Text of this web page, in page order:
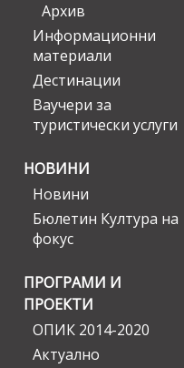
Архив
Информационни
материали
Дестинации
Ваучери за
туристически услуги
НОВИНИ
Новини
Бюлетин Култура на
фокус
ПРОГРАМИ И
ПРОЕКТИ
ОПИК 2014-2020
Актуално